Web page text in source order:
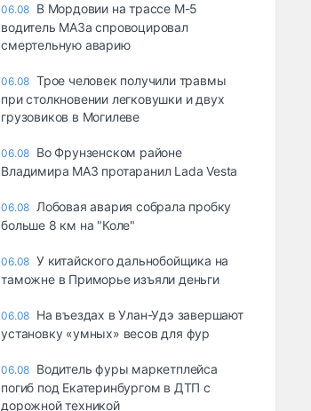
06.08 В Мордовии на трассе М-5
водитель МАЗа спровоцировал
смертельную аварию
06.08 Трое человек получили травмы
при столкновении легковушки и двух
грузовиков в Могилеве
06.08 Во Фрунзенском районе
Владимира МАЗ протаранил Lada Vesta
06.08 Лобовая авария собрала пробку
больше 8 км на "Коле"
06.08 У китайского дальнобойщика на
таможне в Приморье изъяли деньги
06.08 Ha въeздax в Улaн-Удэ зaвepшaют
ycтaнoвкy «yмныx» вecoв для фyp
06.08 Водитель фуры маркетплейса
погиб под Екатеринбургом в ДТП с
дорожной техникой